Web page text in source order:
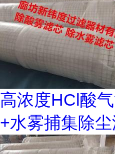
高浓度HCl酸
+水雾捕集除